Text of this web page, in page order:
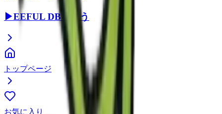
▶EEFUL DBを使う
トップページ
お気に入り